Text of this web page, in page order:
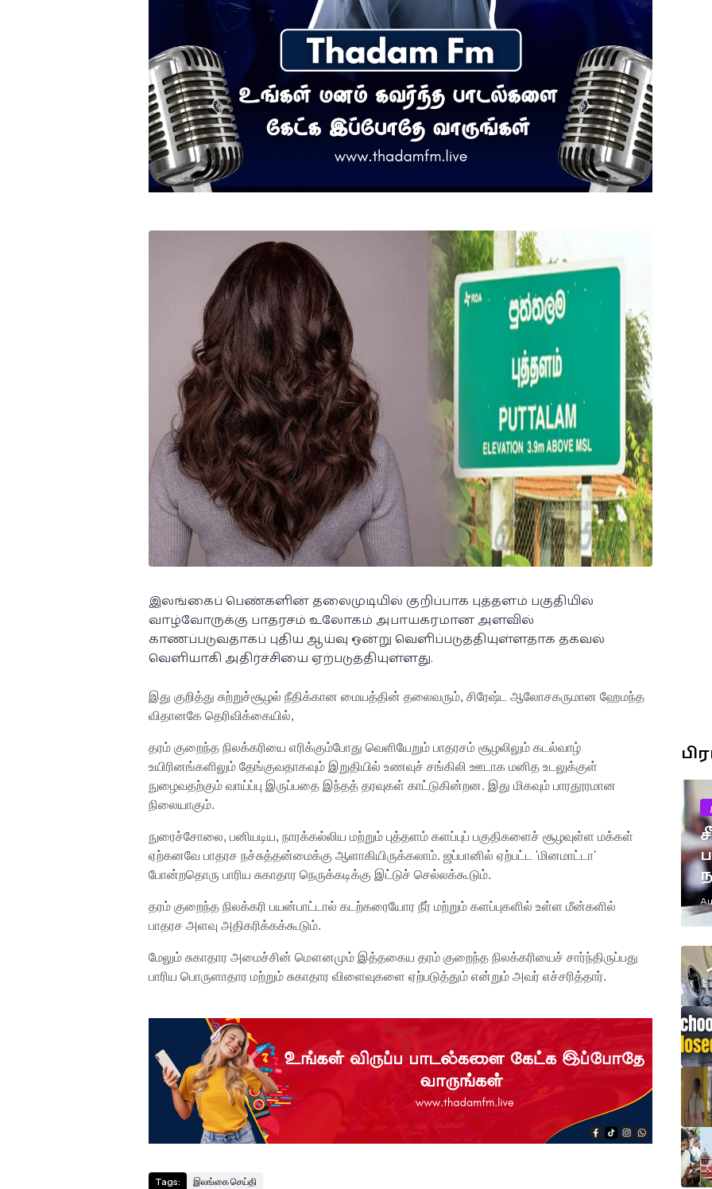
இலங்கைப் பெண்களின் தலைமுடியில் குறிப்பாக புத்தளம் பகுதியில்
வாழ்வோருக்கு பாதரசம் உலோகம் அபாயகரமான அளவில்
காணப்படுவதாகப் புதிய ஆய்வு ஒன்று வெளிப்படுத்தியுள்ளதாக தகவல்
வெளியாகி அதிர்ச்சியை ஏற்படுத்தியுள்ளது.
இது குறித்து சுற்றுச்சூழல் நீதிக்கான மையத்தின் தலைவரும், சிரேஷ்ட ஆலோசகருமான ஹேமந்த
விதானகே தெரிவிக்கையில்,
தரம் குறைந்த நிலக்கரியை எரிக்கும்போது வெளியேறும் பாதரசம் சூழலிலும் கடல்வாழ்
உயிரினங்களிலும் தேங்குவதாகவும் இறுதியில் உணவுச் சங்கிலி ஊடாக மனித உடலுக்குள்
நுழைவதற்கும் வாய்ப்பு இருப்பதை இந்தத் தரவுகள் காட்டுகின்றன. இது மிகவும் பாரதூரமான
நிலையாகும்.
நுரைச்சோலை, பனியடிய, நாரக்கல்லிய மற்றும் புத்தளம் களப்புப் பகுதிகளைச் சூழவுள்ள மக்கள்
ஏற்கனவே பாதரச நச்சுத்தன்மைக்கு ஆளாகியிருக்கலாம். ஜப்பானில் ஏற்பட்ட 'மினமாட்டா'
போன்றதொரு பாரிய சுகாதார நெருக்கடிக்கு இட்டுச் செல்லக்கூடும்.
தரம் குறைந்த நிலக்கரி பயன்பாட்டால் கடற்கரையோர நீர் மற்றும் களப்புகளில் உள்ள மீன்களில்
பாதரச அளவு அதிகரிக்கக்கூடும்.
மேலும் சுகாதார அமைச்சின் மௌனமும் இத்தகைய தரம் குறைந்த நிலக்கரியைச் சார்ந்திருப்பது
பாரிய பொருளாதார மற்றும் சுகாதார விளைவுகளை ஏற்படுத்தும் என்றும் அவர் எச்சரித்தார்.
Tags: இலங்கை செய்தி